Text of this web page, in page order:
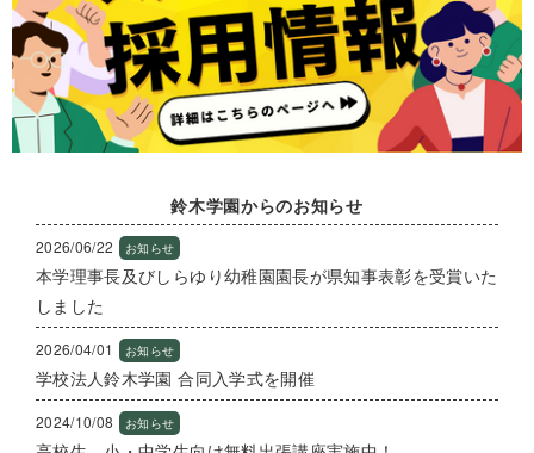
鈴木学園からのお知らせ
2026/06/22 お知らせ
本学理事長及びしらゆり幼稚園園長が県知事表彰を受賞いた
しました
2026/04/01 お知らせ
学校法⼈鈴⽊学園 合同⼊学式を開催
2024/10/08 お知らせ